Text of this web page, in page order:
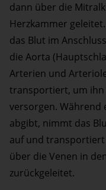
dann über die
Herzkammer
das Blut im
die Aorta
Arterien und
transportiert, um ihn
versorgen. Während
abgibt, nimmt das
auf und transportiert
über die Venen in
zurückgeleitet.